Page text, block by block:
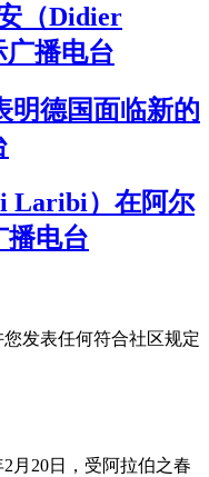
（Didier
广播电台
明德国面临新的
Laribi）在阿尔
播电台
发表任何符合社区规定
20日，受阿拉伯之春